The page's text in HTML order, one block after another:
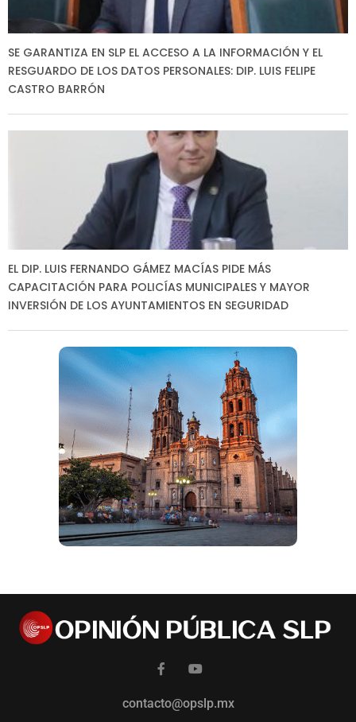
SE GARANTIZA EN SLP EL ACCESO A LA INFORMACIÓN Y EL
RESGUARDO DE LOS DATOS PERSONALES: DIP. LUIS FELIPE
CASTRO BARRÓN
EL DIP. LUIS FERNANDO GÁMEZ MACÍAS PIDE MÁS
CAPACITACIÓN PARA POLICÍAS MUNICIPALES Y MAYOR
INVERSIÓN DE LOS AYUNTAMIENTOS EN SEGURIDAD
contacto@opslp.mx